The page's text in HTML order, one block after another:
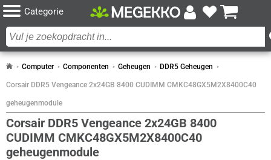
Categorie
Computer Componenten Geheugen DDR5 Geheugen
Corsair DDR5 Vengeance 2x24GB 8400 CUDIMM CMKC48GX5M2X8400C40
geheugenmodule
Corsair DDR5 Vengeance 2x24GB 8400
CUDIMM CMKC48GX5M2X8400C40
geheugenmodule